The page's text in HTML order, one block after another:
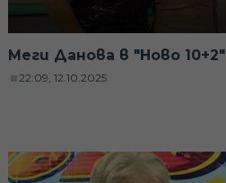
Меги Данова в "Ново 10+2"
22:09, 12.10.2025